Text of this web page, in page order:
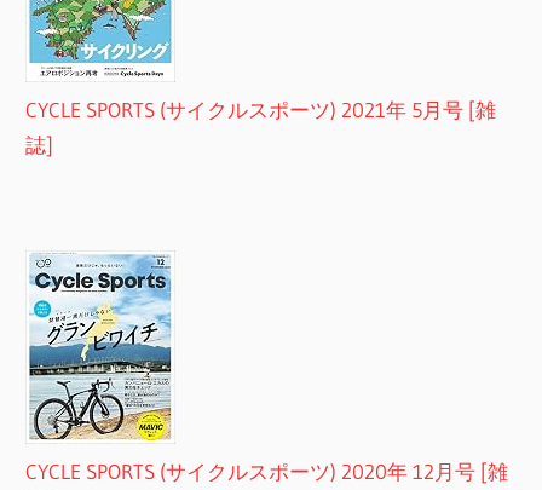
CYCLE SPORTS (サイクルスポーツ) 2021年 5月号 [雑
誌]
CYCLE SPORTS (サイクルスポーツ) 2020年 12月号 [雑